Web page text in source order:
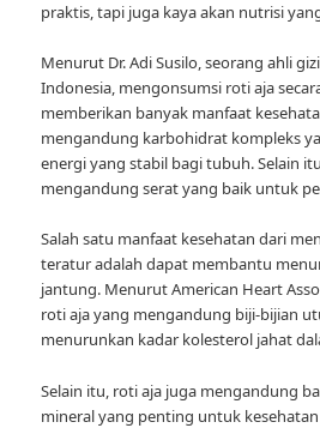
praktis, tapi juga kaya akan nutrisi
Menurut Dr. Adi Susilo, seorang ahli
Indonesia, mengonsumsi roti aja
memberikan banyak manfaat
mengandung karbohidrat kompleks
energi yang stabil bagi tubuh. Selain
mengandung serat yang baik untuk
Salah satu manfaat kesehatan dari
teratur adalah dapat membantu
jantung. Menurut American Heart
roti aja yang mengandung biji-bijian
menurunkan kadar kolesterol jahat
Selain itu, roti aja juga mengandung
mineral yang penting untuk